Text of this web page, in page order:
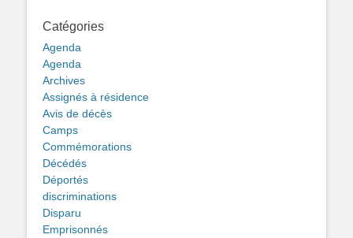
Catégories
Agenda
Agenda
Archives
Assignés à résidence
Avis de décès
Camps
Commémorations
Décédés
Déportés
discriminations
Disparu
Emprisonnés